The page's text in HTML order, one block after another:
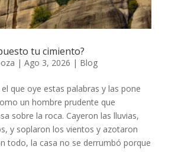
tu cimiento?
| Ago 3, 2026 | Blog
que oye estas palabras y las pone
un hombre prudente que
sobre la roca. Cayeron las lluvias,
y soplaron los vientos y azotaron
todo, la casa no se derrumbó porque